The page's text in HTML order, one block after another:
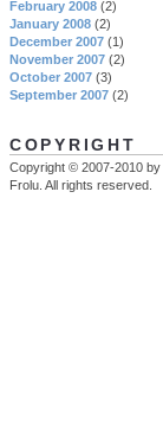
February 2008 (2)
January 2008 (2)
December 2007 (1)
November 2007 (2)
October 2007 (3)
September 2007 (2)
COPYRIGHT
Copyright © 2007-2010 by
Frolu. All rights reserved.